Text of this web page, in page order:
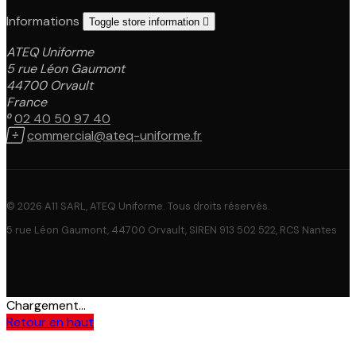
Informations
Toggle store information 
ATEQ Uniforme
5 rue Léon Gaumont
44700 Orvault
France
02 40 50 97 40
commercial@ateq-uniforme.fr
© 2026 A11 SARL, ATEQ Uniforme. Tous droits réservés.
5 rue Léon Gaumont, 44700 Orvault, SIREN 913 502 522, RCS Nantes
Chargement...
Retour en haut